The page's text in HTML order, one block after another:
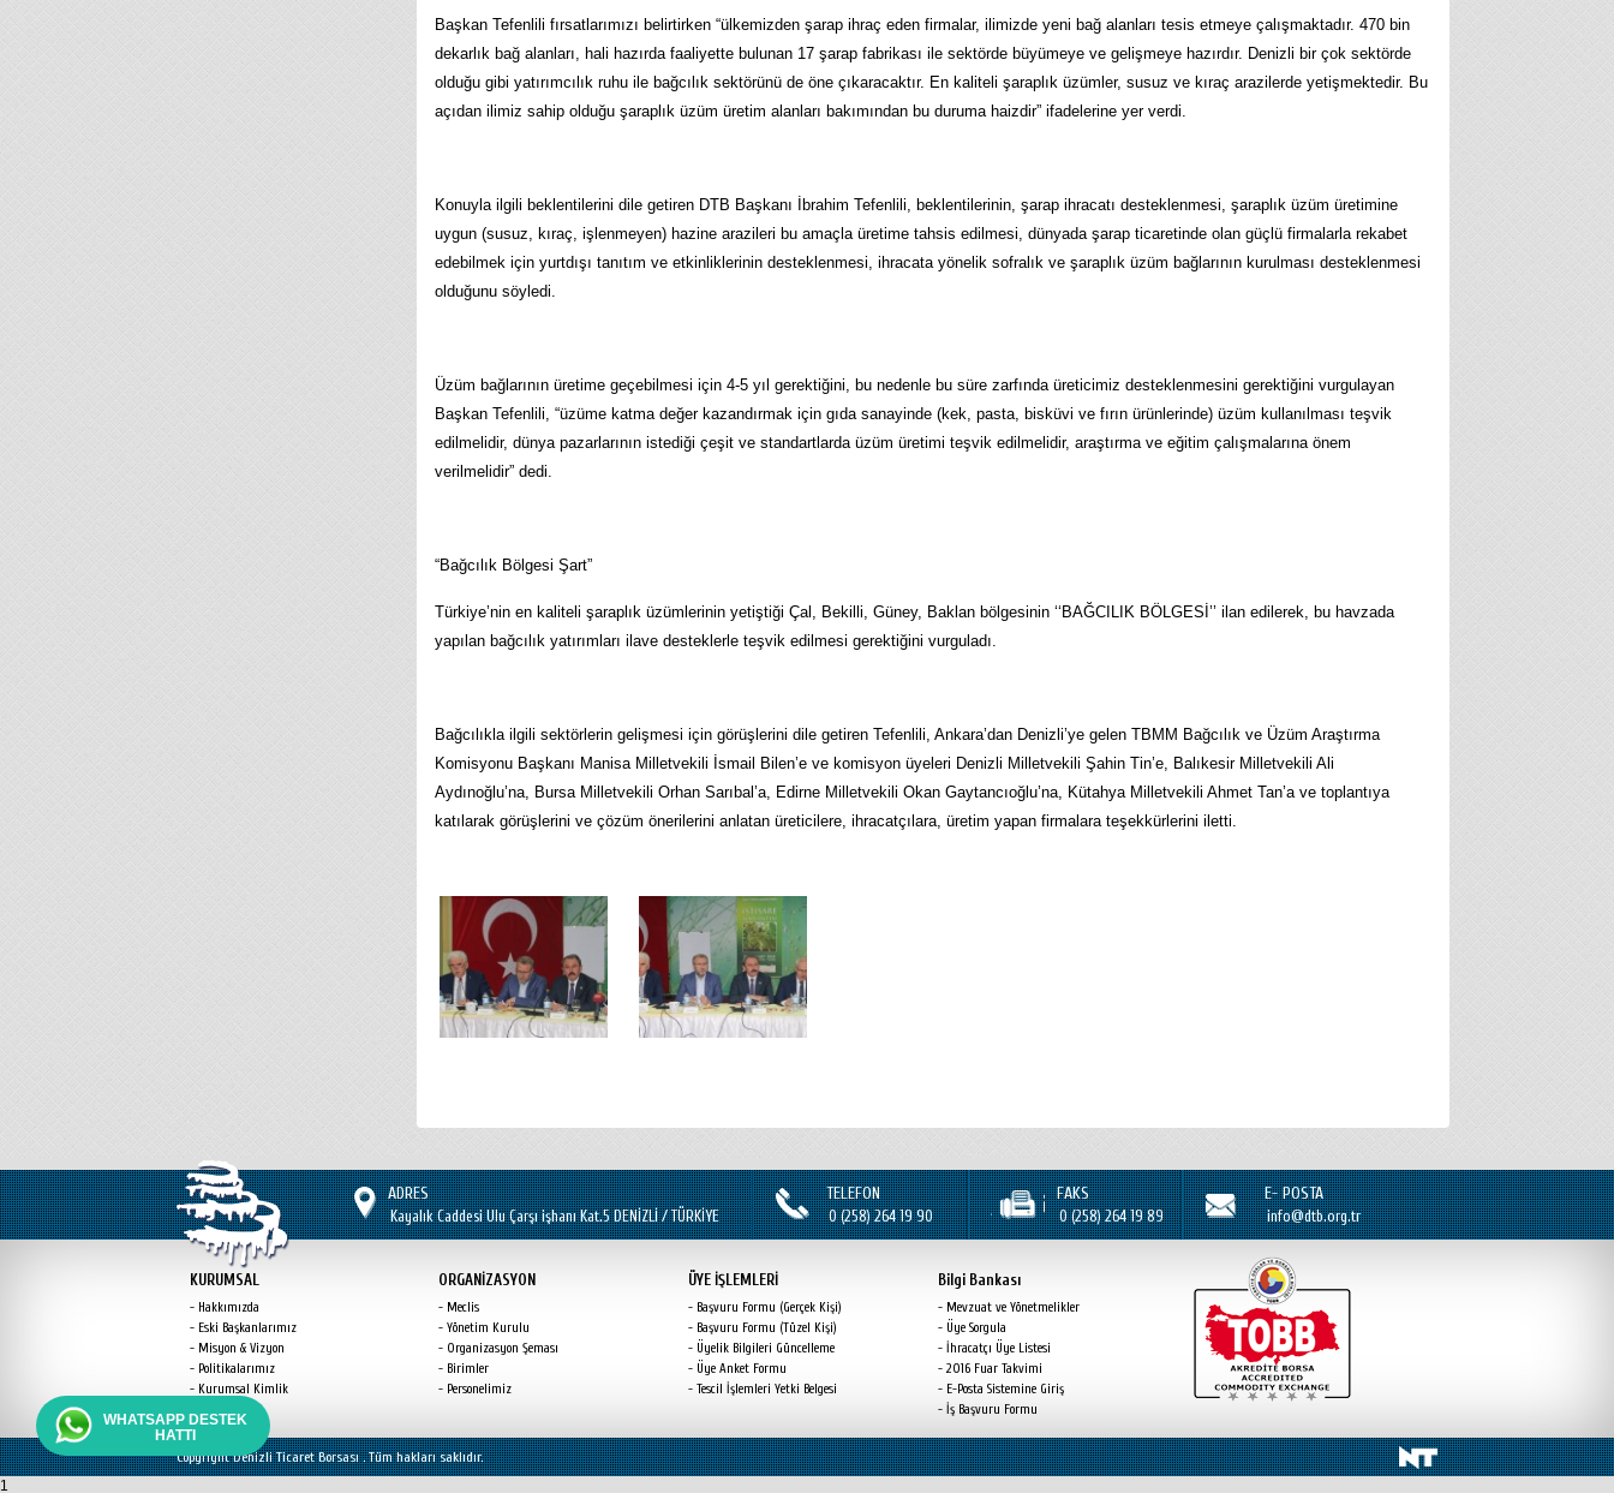
Başkan Tefenlili fırsatlarımızı belirtirken “ülkemizden şarap ihraç eden firmalar, ilimizde yeni bağ alanları tesis etmeye çalışmaktadır. 470 bin
dekarlık bağ alanları, hali hazırda faaliyette bulunan 17 şarap fabrikası ile sektörde büyümeye ve gelişmeye hazırdır. Denizli bir çok sektörde
olduğu gibi yatırımcılık ruhu ile bağcılık sektörünü de öne çıkaracaktır. En kaliteli şaraplık üzümler, susuz ve kıraç arazilerde yetişmektedir. Bu
açıdan ilimiz sahip olduğu şaraplık üzüm üretim alanları bakımından bu duruma haizdir” ifadelerine yer verdi.
Konuyla ilgili beklentilerini dile getiren DTB Başkanı İbrahim Tefenlili, beklentilerinin, şarap ihracatı desteklenmesi, şaraplık üzüm üretimine
uygun (susuz, kıraç, işlenmeyen) hazine arazileri bu amaçla üretime tahsis edilmesi, dünyada şarap ticaretinde olan güçlü firmalarla rekabet
edebilmek için yurtdışı tanıtım ve etkinliklerinin desteklenmesi, ihracata yönelik sofralık ve şaraplık üzüm bağlarının kurulması desteklenmesi
olduğunu söyledi.
Üzüm bağlarının üretime geçebilmesi için 4-5 yıl gerektiğini, bu nedenle bu süre zarfında üreticimiz desteklenmesini gerektiğini vurgulayan
Başkan Tefenlili, “üzüme katma değer kazandırmak için gıda sanayinde (kek, pasta, bisküvi ve fırın ürünlerinde) üzüm kullanılması teşvik
edilmelidir, dünya pazarlarının istediği çeşit ve standartlarda üzüm üretimi teşvik edilmelidir, araştırma ve eğitim çalışmalarına önem
verilmelidir” dedi.
“Bağcılık Bölgesi Şart”
Türkiye’nin en kaliteli şaraplık üzümlerinin yetiştiği Çal, Bekilli, Güney, Baklan bölgesinin ‘‘BAĞCILIK BÖLGESİ’’ ilan edilerek, bu havzada
yapılan bağcılık yatırımları ilave desteklerle teşvik edilmesi gerektiğini vurguladı.
Bağcılıkla ilgili sektörlerin gelişmesi için görüşlerini dile getiren Tefenlili, Ankara’dan Denizli’ye gelen TBMM Bağcılık ve Üzüm Araştırma
Komisyonu Başkanı Manisa Milletvekili İsmail Bilen’e ve komisyon üyeleri Denizli Milletvekili Şahin Tin’e, Balıkesir Milletvekili Ali
Aydınoğlu’na, Bursa Milletvekili Orhan Sarıbal’a, Edirne Milletvekili Okan Gaytancıoğlu’na, Kütahya Milletvekili Ahmet Tan’a ve toplantıya
katılarak görüşlerini ve çözüm önerilerini anlatan üreticilere, ihracatçılara, üretim yapan firmalara teşekkürlerini iletti.
ADRES
Kayalık Caddesi Ulu Çarşı işhanı Kat.5 DENİZLİ / TÜRKİYE
TELEFON
0 (258) 264 19 90
FAKS
0 (258) 264 19 89
E- POSTA
info@dtb.org.tr
KURUMSAL
Hakkımızda
Eski Başkanlarımız
Misyon & Vizyon
Politikalarımız
Kurumsal Kimlik
ORGANİZASYON
Meclis
Yönetim Kurulu
Organizasyon Şeması
Birimler
Personelimiz
ÜYE İŞLEMLERİ
Başvuru Formu (Gerçek Kişi)
Başvuru Formu (Tüzel Kişi)
Üyelik Bilgileri Güncelleme
Üye Anket Formu
Tescil İşlemleri Yetki Belgesi
Bilgi Bankası
Mevzuat ve Yönetmelikler
Üye Sorgula
İhracatçı Üye Listesi
2016 Fuar Takvimi
E-Posta Sistemine Giriş
İş Başvuru Formu
Copyright Denizli Ticaret Borsası . Tüm hakları saklıdır.
WHATSAPP DESTEK
HATTI
1